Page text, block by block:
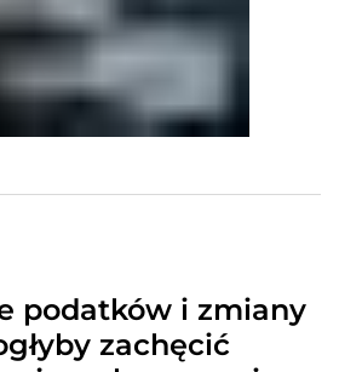
podatków i zmiany
zachęcić